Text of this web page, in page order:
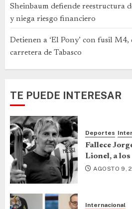
Sheinbaum defiende reestructura
y niega riesgo financiero
Detienen a ‘El Pony’ con fusil
carretera de Tabasco
TE PUEDE INTERESAR
Deportes
Fallece
Lionel, a los
AGOSTO 9,
Internacional